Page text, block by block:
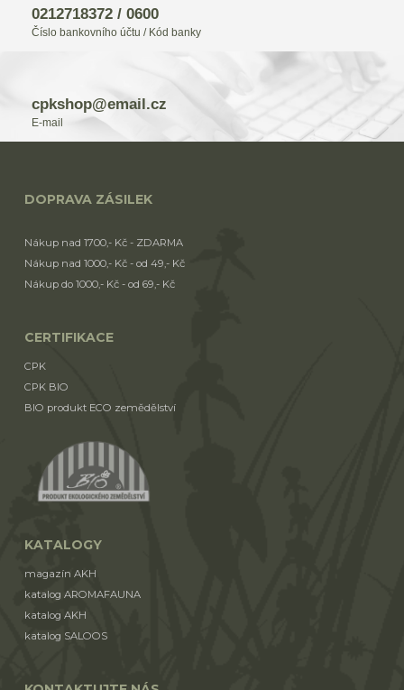
0212718372 / 0600
Číslo bankovního účtu / Kód banky
cpkshop@email.cz
E-mail
DOPRAVA ZÁSILEK
Nákup nad 1700,- Kč - ZDARMA
Nákup nad 1000,- Kč - od 49,- Kč
Nákup do 1000,- Kč - od 69,- Kč
CERTIFIKACE
CPK
CPK BIO
BIO produkt ECO zemědělství
KATALOGY
magazín AKH
katalog AROMAFAUNA
katalog AKH
katalog SALOOS